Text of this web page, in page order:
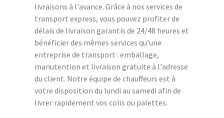
livraisons à l'avance. Grâce à nos services de
transport express, vous pouvez profiter de
délais de livraison garantis de 24/48 heures et
bénéficier des mêmes services qu'une
entreprise de transport : emballage,
manutention et livraison gratuite à l'adresse
du client. Notre équipe de chauffeurs est à
votre disposition du lundi au samedi afin de
livrer rapidement vos colis ou palettes.